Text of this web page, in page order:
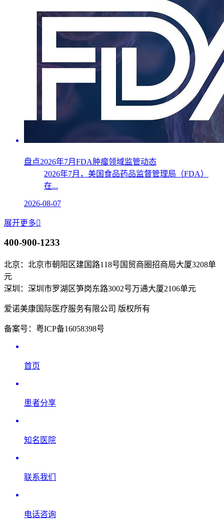
盘点2026年7月FDA肿瘤领域监管动态
2026年7月，美国食品药品监督管理局（FDA）
在...
2026-08-07
展开更多
400-900-1233
北京：北京市朝阳区建国路118号国贸商圈招商局大厦3208单
元
深圳：深圳市罗湖区笋岗东路3002号万通大厦2106单元
爱诺美康国际医疗服务有限公司 版权所有
备案号：粤ICP备16058398号
首页
患者分享
知名医院
联系我们
电话咨询